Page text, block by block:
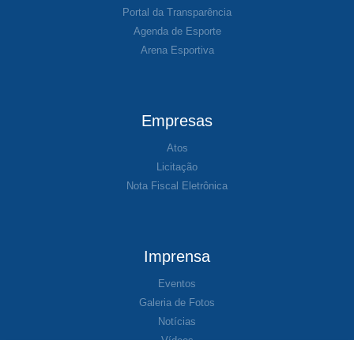
Portal da Transparência
Agenda de Esporte
Arena Esportiva
Empresas
Atos
Licitação
Nota Fiscal Eletrônica
Imprensa
Eventos
Galeria de Fotos
Notícias